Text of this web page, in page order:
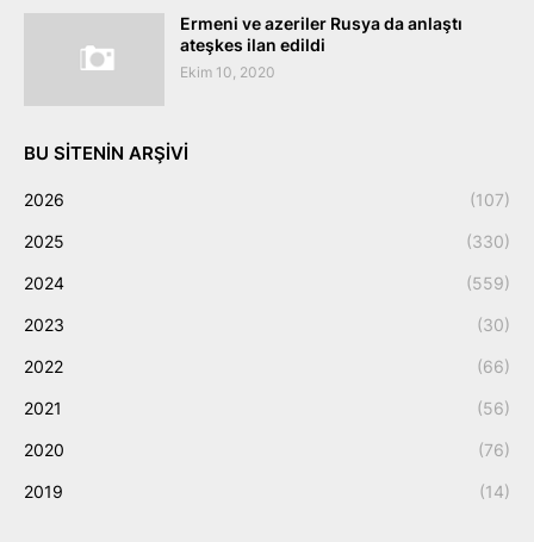
Ermeni ve azeriler Rusya da anlaştı
ateşkes ilan edildi
Ekim 10, 2020
BU SITENIN ARŞIVI
2026 (107)
2025 (330)
2024 (559)
2023 (30)
2022 (66)
2021 (56)
2020 (76)
2019 (14)